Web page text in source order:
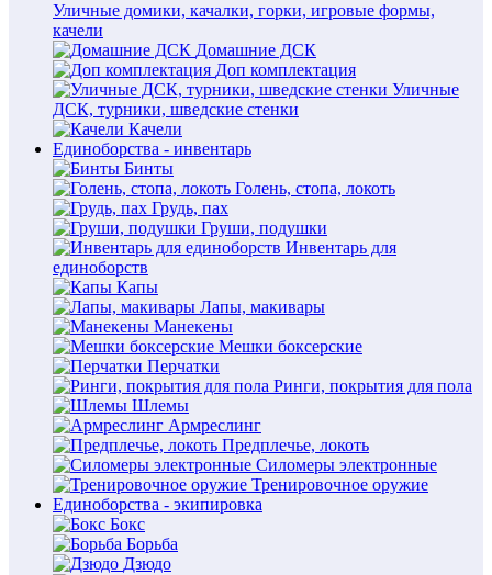
Уличные домики, качалки, горки, игровые формы,
качели
Домашние ДСК
Доп комплектация
Уличные
ДСК, турники, шведские стенки
Качели
Единоборства - инвентарь
Бинты
Голень, стопа, локоть
Грудь, пах
Груши, подушки
Инвентарь для
единоборств
Капы
Лапы, макивары
Манекены
Мешки боксерские
Перчатки
Ринги, покрытия для пола
Шлемы
Армреслинг
Предплечье, локоть
Силомеры электронные
Тренировочное оружие
Единоборства - экипировка
Бокс
Борьба
Дзюдо